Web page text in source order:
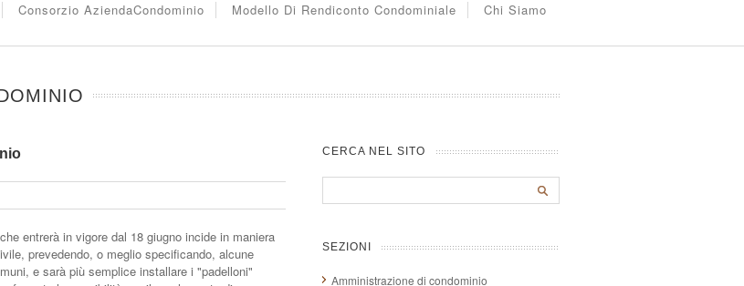
Consorzio AziendaCondominio Modello Di Rendiconto Condominiale Chi Siamo
entrerà in vigore dal 18 giugno incide in maniera
prevedendo, o meglio specificando, alcune
e sarà più semplice installare i "padelloni"
CERCA NEL SITO
SEZIONI
Amministrazione di condominio